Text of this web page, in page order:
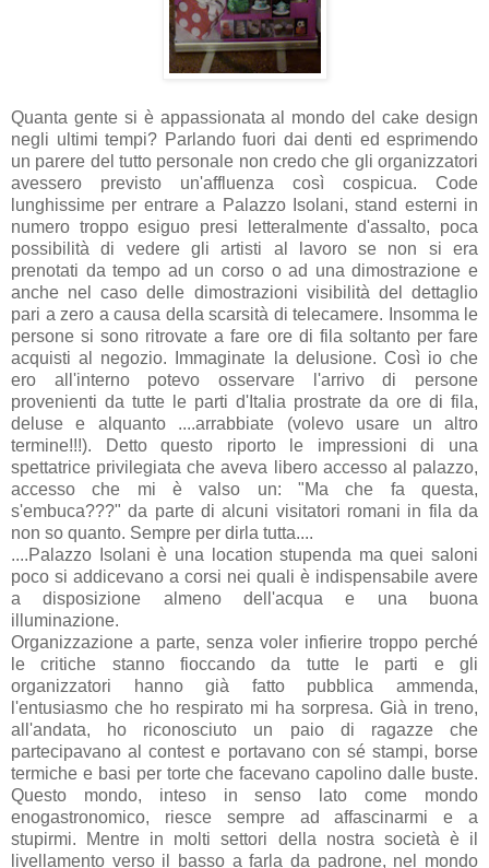
Quanta gente si è appassionata al mondo del cake design
negli ultimi tempi? Parlando fuori dai denti ed esprimendo
un parere del tutto personale non credo che gli organizzatori
avessero previsto un'affluenza così cospicua. Code
lunghissime per entrare a Palazzo Isolani, stand esterni in
numero troppo esiguo presi letteralmente d'assalto, poca
possibilità di vedere gli artisti al lavoro se non si era
prenotati da tempo ad un corso o ad una dimostrazione e
anche nel caso delle dimostrazioni visibilità del dettaglio
pari a zero a causa della scarsità di telecamere. Insomma le
persone si sono ritrovate a fare ore di fila soltanto per fare
acquisti al negozio. Immaginate la delusione. Così io che
ero all'interno potevo osservare l'arrivo di persone
provenienti da tutte le parti d'Italia prostrate da ore di fila,
deluse e alquanto ....arrabbiate (volevo usare un altro
termine!!!). Detto questo riporto le impressioni di una
spettatrice privilegiata che aveva libero accesso al palazzo,
accesso che mi è valso un: "Ma che fa questa,
s'embuca???" da parte di alcuni visitatori romani in fila da
non so quanto. Sempre per dirla tutta....
....Palazzo Isolani è una location stupenda ma quei saloni
poco si addicevano a corsi nei quali è indispensabile avere
a disposizione almeno dell'acqua e una buona
illuminazione.
Organizzazione a parte, senza voler infierire troppo perché
le critiche stanno fioccando da tutte le parti e gli
organizzatori hanno già fatto pubblica ammenda,
l'entusiasmo che ho respirato mi ha sorpresa. Già in treno,
all'andata, ho riconosciuto un paio di ragazze che
partecipavano al contest e portavano con sé stampi, borse
termiche e basi per torte che facevano capolino dalle buste.
Questo mondo, inteso in senso lato come mondo
enogastronomico, riesce sempre ad affascinarmi e a
stupirmi. Mentre in molti settori della nostra società è il
livellamento verso il basso a farla da padrone, nel mondo